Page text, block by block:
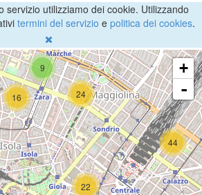
servizio utilizziamo dei cookie. Utilizzando
termini del servizio e politica dei cookies.
9
16
44
24
22
+
-